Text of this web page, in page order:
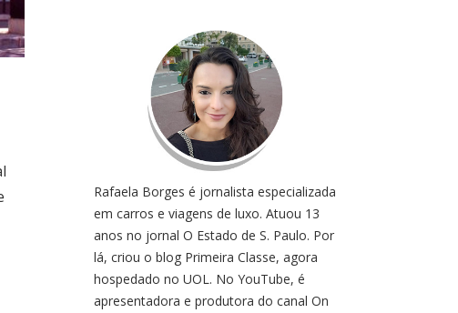
Rafaela Borges é jornalista especializada
em carros e viagens de luxo. Atuou 13
anos no jornal O Estado de S. Paulo. Por
lá, criou o blog Primeira Classe, agora
hospedado no UOL. No YouTube, é
apresentadora e produtora do canal On